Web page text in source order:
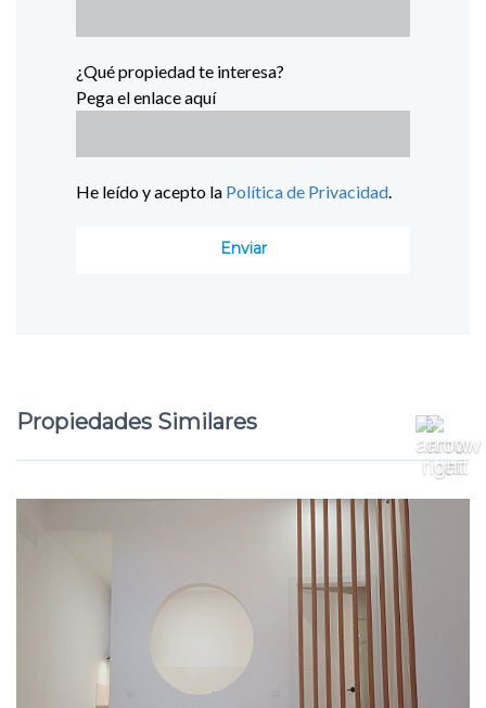
¿Qué propiedad te interesa?
Pega el enlace aquí
He leído y acepto la Política de Privacidad.
Propiedades Similares